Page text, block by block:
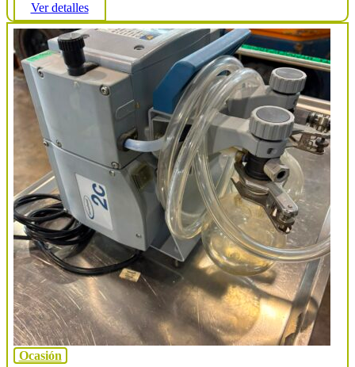
Ver detalles
Ocasión